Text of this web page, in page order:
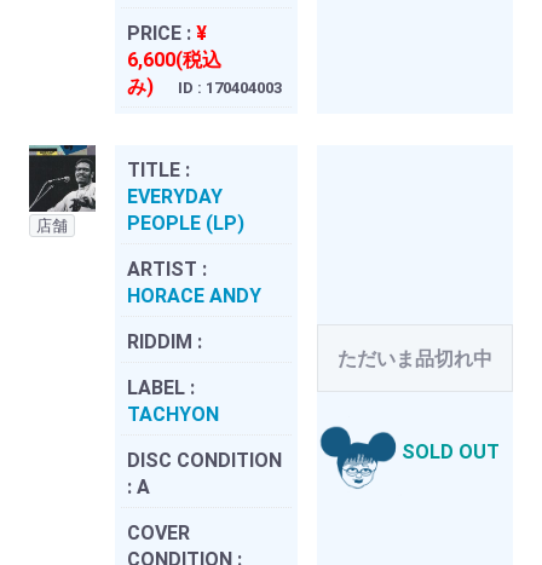
PRICE : ¥
6,600(税込
み)
ID : 170404003
店舗
TITLE :
EVERYDAY
PEOPLE (LP)
ARTIST :
HORACE ANDY
RIDDIM :
LABEL :
TACHYON
DISC CONDITION
: A
COVER
CONDITION :
ただいま品切れ中
SOLD OUT